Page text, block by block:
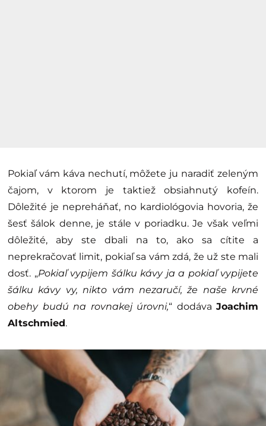
Pokiaľ vám káva nechutí, môžete ju naradiť zeleným
čajom, v ktorom je taktiež obsiahnutý kofeín.
Dôležité je nepreháňať, no kardiológovia hovoria, že
šesť šálok denne, je stále v poriadku. Je však veľmi
dôležité, aby ste dbali na to, ako sa cítite a
neprekračovať limit, pokiaľ sa vám zdá, že už ste mali
dosť. „Pokiaľ vypijem šálku kávy ja a pokiaľ vypijete
šálku kávy vy, nikto vám nezaručí, že naše krvné
obehy budú na rovnakej úrovni,“ dodáva Joachim
Altschmied.